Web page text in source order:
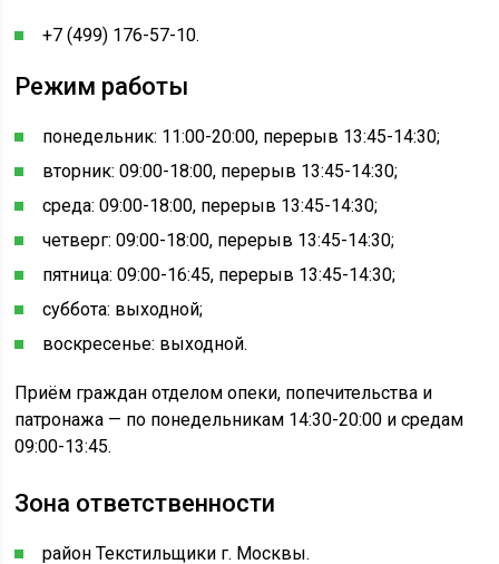
+7 (499) 176-57-10.
Режим работы
понедельник: 11:00-20:00, перерыв 13:45-14:30;
вторник: 09:00-18:00, перерыв 13:45-14:30;
среда: 09:00-18:00, перерыв 13:45-14:30;
четверг: 09:00-18:00, перерыв 13:45-14:30;
пятница: 09:00-16:45, перерыв 13:45-14:30;
суббота: выходной;
воскресенье: выходной.
Приём граждан отделом опеки, попечительства и
патронажа — по понедельникам 14:30-20:00 и средам
09:00-13:45.
Зона ответственности
район Текстильщики г. Москвы.